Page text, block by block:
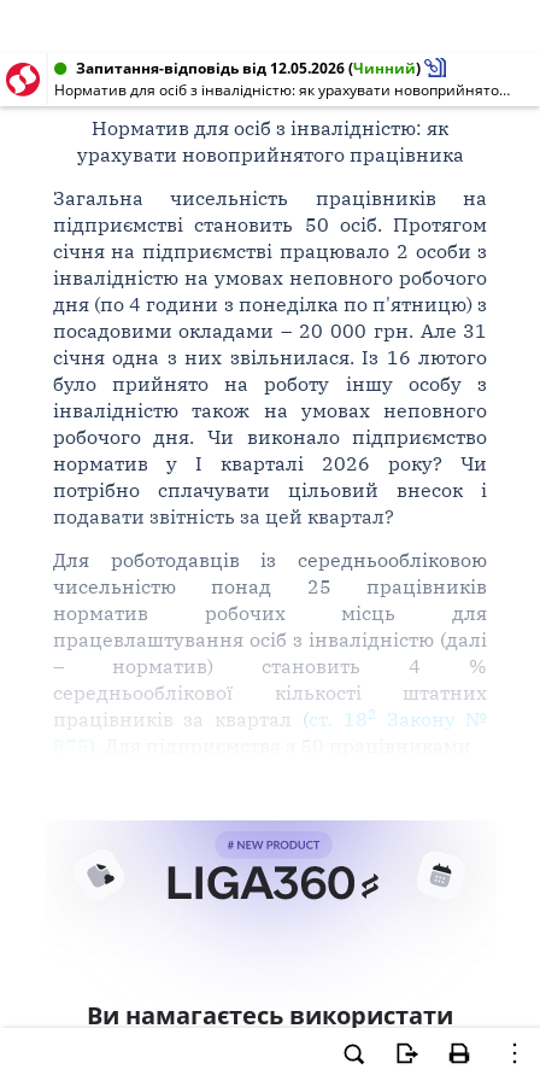
Запитання-відповідь від 12.05.2026(Чинний)
Норматив для осіб з інвалідністю: як урахувати новоприйнятого працівника
Норматив для осіб з інвалідністю: як
урахувати новоприйнятого працівника
Загальна чисельність працівників на
підприємстві становить 50 осіб. Протягом
січня на підприємстві працювало 2 особи з
інвалідністю на умовах неповного робочого
дня (по 4 години з понеділка по п'ятницю) з
посадовими окладами – 20 000 грн. Але 31
січня одна з них звільнилася. Із 16 лютого
було прийнято на роботу іншу особу з
інвалідністю також на умовах неповного
робочого дня. Чи виконало підприємство
норматив у І кварталі 2026 року? Чи
потрібно сплачувати цільовий внесок і
подавати звітність за цей квартал?
Для роботодавців із середньообліковою
чисельністю понад 25 працівників
норматив робочих місць для
працевлаштування осіб з інвалідністю (далі
– норматив) становить 4 %
середньооблікової кількості штатних
працівників за квартал (ст. 18 2
Закону №
Ви намагаєтесь використати
інструменти для професійної
роботи з документом.